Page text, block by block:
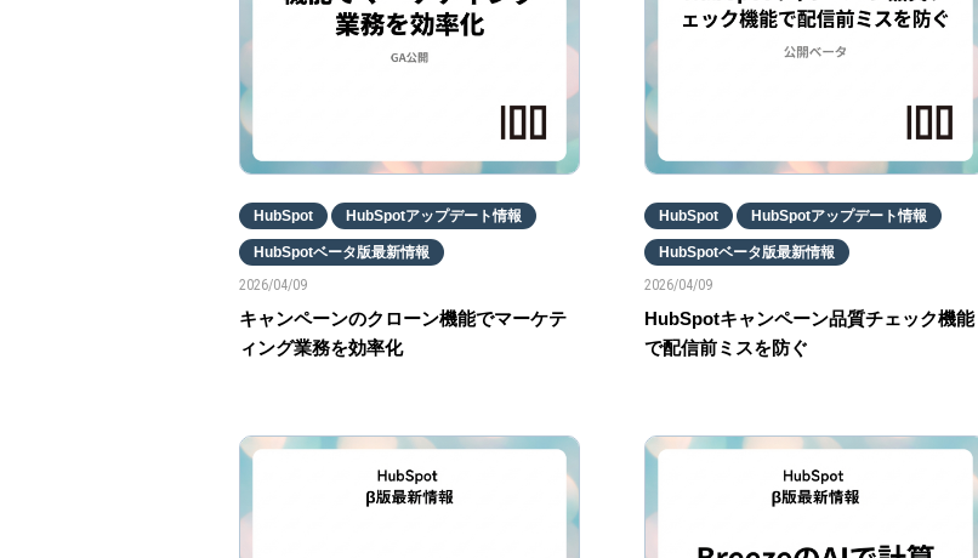
HubSpot HubSpotアップデート情報
HubSpotベータ版最新情報
2026/04/09
キャンペーンのクローン機能でマーケテ
ィング業務を効率化
HubSpot HubSpotアップデート情報
HubSpotベータ版最新情報
2026/04/09
HubSpotキャンペーン品質チェック機能
で配信前ミスを防ぐ